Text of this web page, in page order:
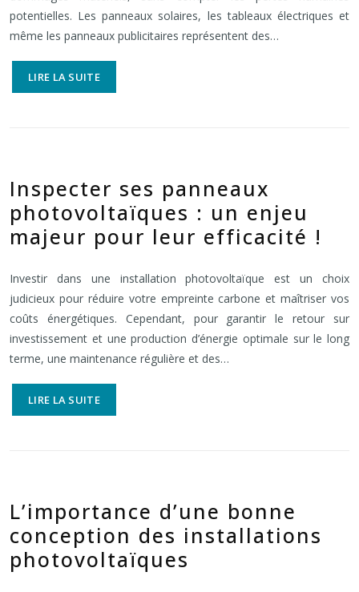
potentielles. Les panneaux solaires, les tableaux électriques et
même les panneaux publicitaires représentent des…
LIRE LA SUITE
Inspecter ses panneaux
photovoltaïques : un enjeu
majeur pour leur efficacité !
Investir dans une installation photovoltaïque est un choix
judicieux pour réduire votre empreinte carbone et maîtriser vos
coûts énergétiques. Cependant, pour garantir le retour sur
investissement et une production d’énergie optimale sur le long
terme, une maintenance régulière et des…
LIRE LA SUITE
L’importance d’une bonne
conception des installations
photovoltaïques